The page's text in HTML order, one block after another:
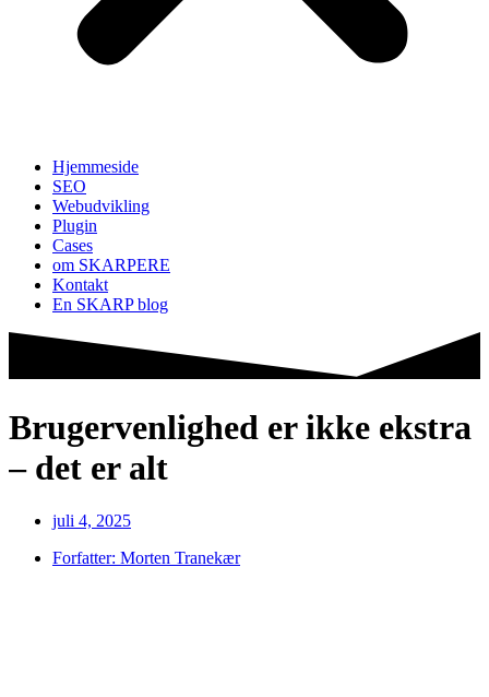
Hjemmeside
SEO
Webudvikling
Plugin
Cases
om SKARPERE
Kontakt
En SKARP blog
Brugervenlighed er ikke ekstra
– det er alt
juli 4, 2025
Forfatter: Morten Tranekær